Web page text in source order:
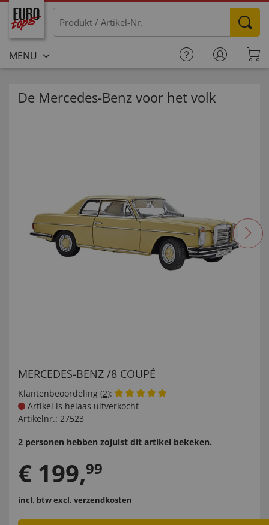
MENU
De Mercedes-Benz voor het volk
MERCEDES-BENZ /8 COUPÉ
Klantenbeoordeling (2):
Artikel is helaas uitverkocht
Artikelnr.: 27523
2 personen hebben zojuist dit artikel bekeken.
€ 199,99
incl. btwexcl. verzendkosten